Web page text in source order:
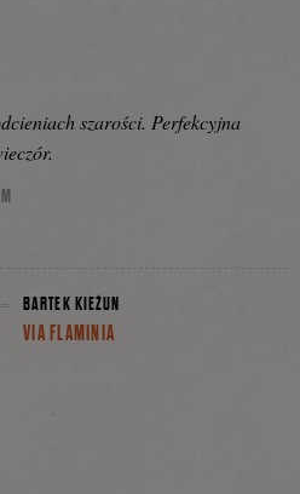
szarości. Perfekcyjna
BARTEK KIEŻUN
VIA FLAMINIA